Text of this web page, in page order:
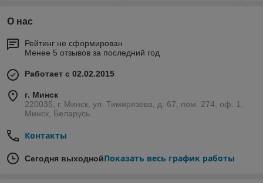
О нас
Рейтинг не сформирован
Менее 5 отзывов за последний год
Работает с 02.02.2015
г. Минск
220035, г. Минск, ул. Тимирязева, д. 67, пом. 274, оф. 1,
Минск, Беларусь
Контакты
Сегодня выходнойПоказать весь график работы